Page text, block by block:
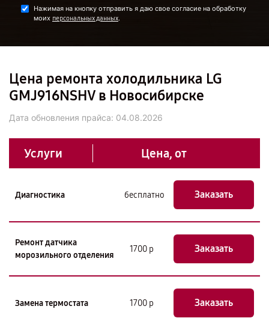
Нажимая на кнопку отправить я даю свое согласие на обработку
моих персональных данных.
Цена ремонта холодильника LG
GMJ916NSHV в Новосибирске
Дата обновления прайса: 04.08.2026
Услуги Цена, от
Диагностика бесплатно Заказать
Ремонт датчика
морозильного отделения
1700 р Заказать
Замена термостата 1700 р Заказать